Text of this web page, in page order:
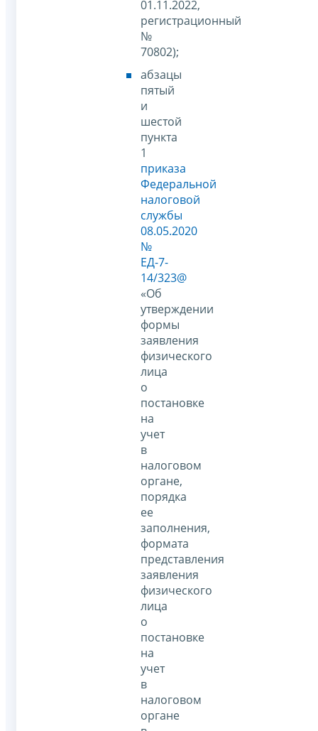
01.11.2022,
регистрационный
№
70802);
абзацы
пятый
и
шестой
пункта
1
приказа
Федеральной
налоговой
службы
08.05.2020
№
ЕД-7-
14/323@
«Об
утверждении
формы
заявления
физического
лица
о
постановке
на
учет
в
налоговом
органе,
порядка
ее
заполнения,
формата
представления
заявления
физического
лица
о
постановке
на
учет
в
налоговом
органе